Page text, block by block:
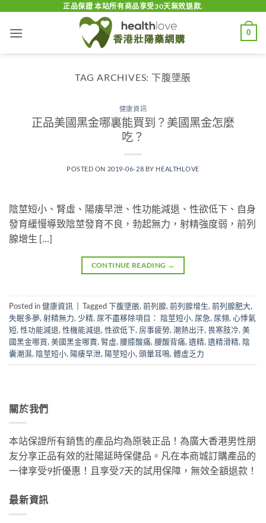
content
正品保證 本站所有商品享受30天無效退款.
0
TAG ARCHIVES: 下腹墜脹
健康資訊
正品美國黑金哪裏能買到？美國黑金怎麼
吃？
POSTED ON 2019-06-28 BY HEALTHLOVE
陰莖短小、腎虛、陽痿早泄、性功能減退、性欲低下、自身
發育緩慢導致陰莖發育不良，勃起無力，射精強度弱，前列
腺增生 […]
CONTINUE READING →
Posted in健康資訊 Tagged下腹墜脹, 前列腺, 前列腺增生, 前列腺肥大,
失眠多夢, 射精無力, 少精, 尿不盡移除項目： 陰莖短小, 尿急, 尿頻, 心悸氣
短, 性功能減退, 性機能減退, 性欲低下, 房事疲勞, 潮熱出汗, 畏寒肢冷, 美
國黑金哪買, 美國黑金哪賣, 腎虛, 腰膝酸痛, 腰酸背痛, 遺精, 遺精滑精, 陰
囊潮濕, 陰莖短小, 陽痿早泄, 陽莖短小, 頭暈耳鳴, 體虛乏力
關於我們
本站保證所有銷售的產品均為原裝正品！為廣大香港男性朋
友分享正品有效的壯陽延時保健品。凡在本商城訂購產品的
一律享受9折優惠！且享受7天的試用保障，無效全額退款！
最新資訊